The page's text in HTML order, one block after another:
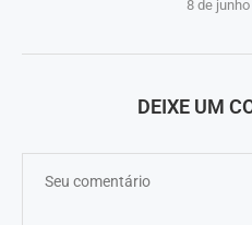
8 de
DEIXE UM